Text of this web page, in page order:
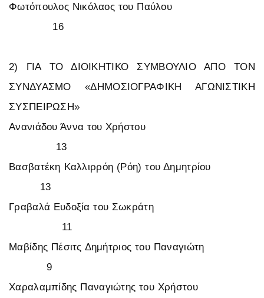
Φωτόπουλος Νικόλαος του Παύλου
16
2) ΓΙΑ ΤΟ ΔΙΟΙΚΗΤΙΚΟ ΣΥΜΒΟΥΛΙΟ ΑΠΟ ΤΟΝ
ΣΥΝΔΥΑΣΜΟ «ΔΗΜΟΣΙΟΓΡΑΦΙΚΗ ΑΓΩΝΙΣΤΙΚΗ
ΣΥΣΠΕΙΡΩΣΗ»
Ανανιάδου Άννα του Χρήστου
13
Βασβατέκη Καλλιρρόη (Ρόη) του Δημητρίου
13
Γραβαλά Ευδοξία του Σωκράτη
11
Μαβίδης Πέσιτς Δημήτριος του Παναγιώτη
9
Χαραλαμπίδης Παναγιώτης του Χρήστου